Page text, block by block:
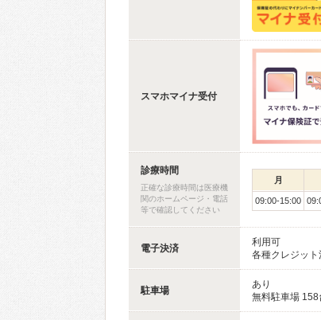
スマホマイナ受付
診療時間
正確な診療時間は医療機
関のホームページ・電話
等で確認してください
月
09:00-15:00
電子決済
利用可
各種クレジッ
駐車場
あり
無料駐車場 158